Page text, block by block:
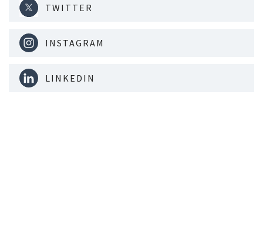
TWITTER
INSTAGRAM
LINKEDIN